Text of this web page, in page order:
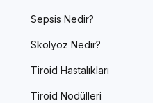
Sepsis Nedir?
Skolyoz Nedir?
Tiroid Hastalıkları
Tiroid Nodülleri